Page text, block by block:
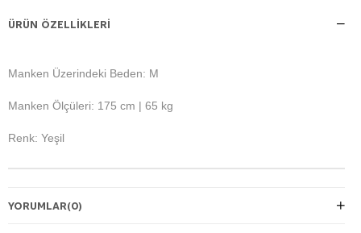
ÜRÜN ÖZELLIKLERI
Manken Üzerindeki Beden: M
Manken Ölçüleri: 175 cm | 65 kg
Renk: Yeşil
YORUMLAR(0)